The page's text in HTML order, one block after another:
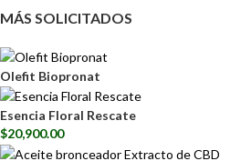
MÁS SOLICITADOS
Olefit Biopronat
Esencia Floral Rescate
$20,900.00